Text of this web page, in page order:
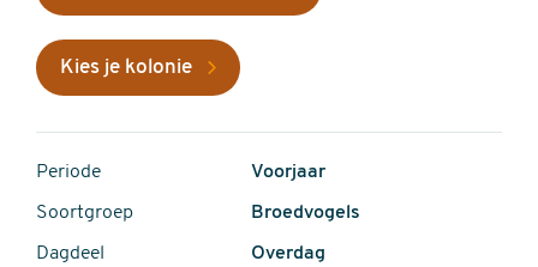
Kies je kolonie
Periode Voorjaar
Soortgroep Broedvogels
Dagdeel Overdag